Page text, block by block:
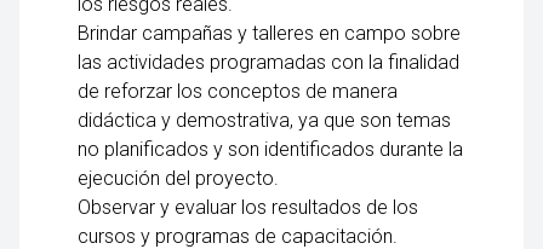
Brindar campañas y talleres en campo sobre
las actividades programadas con la finalidad
de reforzar los conceptos de manera
didáctica y demostrativa, ya que son temas
no planificados y son identificados durante la
ejecución del proyecto.
Observar y evaluar los resultados de los
cursos y programas de capacitación.